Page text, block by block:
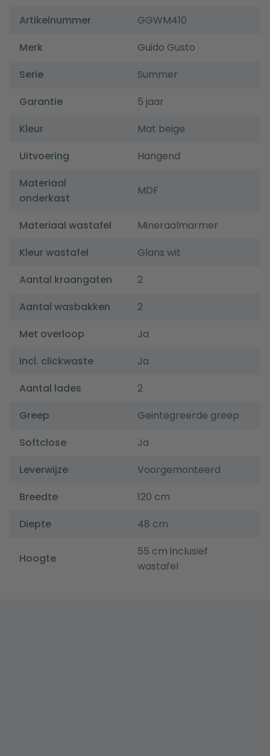
Artikelnummer
GGWM410
Merk
Guido Gusto
Serie
Summer
Garantie
5 jaar
Kleur
Mat beige
Uitvoering
Hangend
Materiaal
onderkast
MDF
Materiaal wastafel
Mineraalmarmer
Kleur wastafel
Glans wit
Aantal kraangaten
2
Aantal wasbakken
2
Met overloop
Ja
Incl. clickwaste
Ja
Aantal lades
2
Greep
Geintegreerde greep
Softclose
Ja
Leverwijze
Voorgemonteerd
Breedte
120 cm
Diepte
48 cm
Hoogte
55 cm inclusief
wastafel